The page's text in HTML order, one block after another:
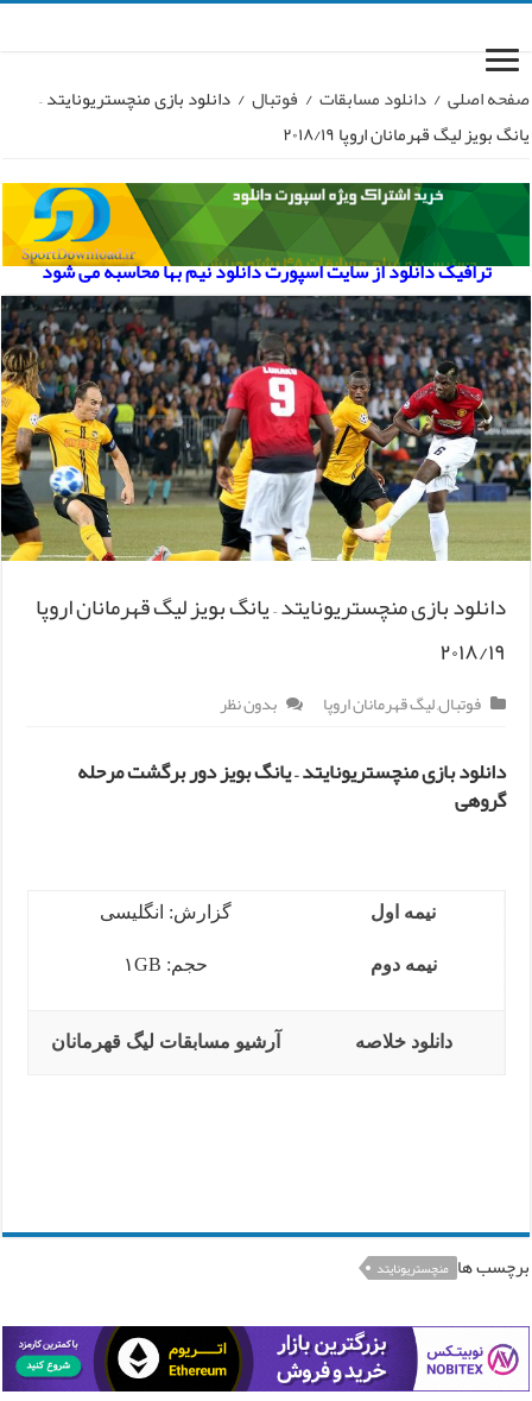
صفحه اصلی / دانلود مسابقات / فوتبال / دانلود بازی منچستریونایتد –
یانگ بویز لیگ قهرمانان اروپا ۲۰۱۸/۱۹
ترافیک دانلود از سایت اسپورت دانلود نیم بها محاسبه می شود
دانلود بازی منچستریونایتد – یانگ بویز لیگ قهرمانان اروپا
۲۰۱۸/۱۹
فوتبال,لیگ قهرمانان اروپا بدون نظر
دانلود بازی منچستریونایتد – یانگ بویز دور برگشت مرحله
گروهی
نیمه اول
نیمه دوم
گزارش: انگلیسی
حجم: ۱GB
دانلود خلاصه آرشیو مسابقات لیگ قهرمانان
برچسب ها منچستریونایتد